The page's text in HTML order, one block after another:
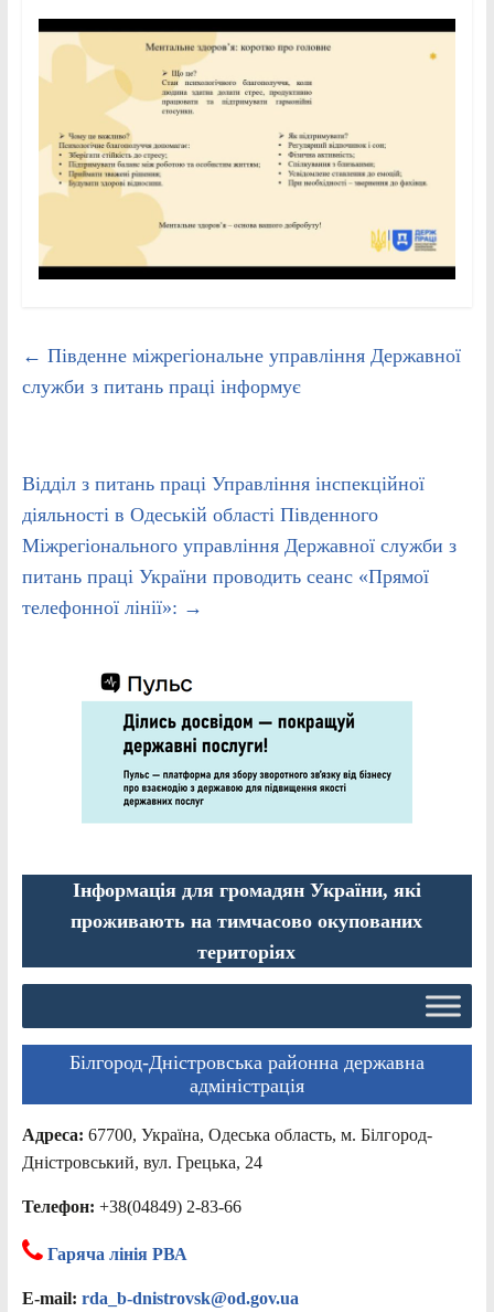
← Південне міжрегіональне управління Державної
служби з питань праці інформує
Відділ з питань праці Управління інспекційної
діяльності в Одеській області Південного
Міжрегіонального управління Державної служби з
питань праці України проводить сеанс «Прямої
телефонної лінії»: →
Інформація для громадян України, які
проживають на тимчасово окупованих
територіях
Білгород-Дністровська районна державна
адміністрація
Адреса: 67700, Україна, Одеська область, м. Білгород-
Дністровський, вул. Грецька, 24
Телефон: +38(04849) 2-83-66
Гаряча лінія РВА
E-mail: rda_b-dnistrovsk@od.gov.ua